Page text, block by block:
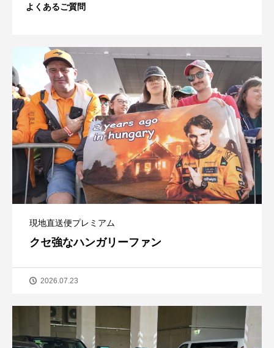
よくあるご質問
現地直送便プレミアム
クセ強なハンガリーファン
2026.07.23